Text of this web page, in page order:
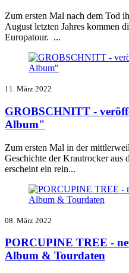
Zum ersten Mal nach dem Tod
August letzten Jahres kommen
Europatour. ...
11. März 2022
GROBSCHNITT -
Album"
Zum ersten Mal in der
Geschichte der Krautrocker aus
erscheint ein rein...
08. März 2022
PORCUPINE TREE -
Album & Tourdaten